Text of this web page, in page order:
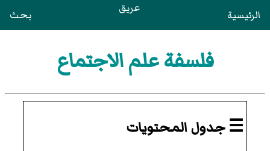
الرئيسية عريق بحث
فلسفة علم الاجتماع
☰ جدول المحتويات